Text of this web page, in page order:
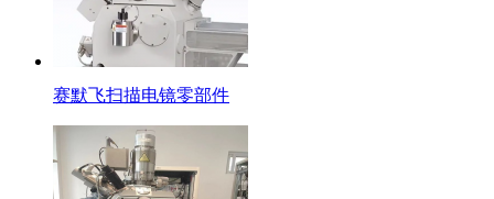
赛默飞扫描电镜零部件